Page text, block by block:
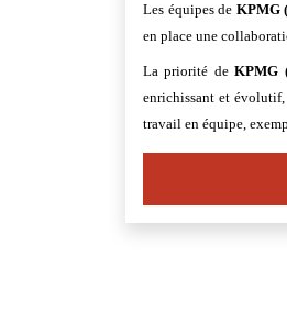
Les équipes de KPMG
en place une
La priorité deKPMG
enrichissant et
travail en équipe,